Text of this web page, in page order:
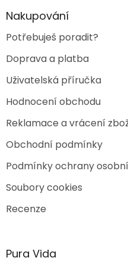
Nakupování
Potřebuješ poradit?
Doprava a platba
Uživatelská příručka
Hodnocení obchodu
Reklamace a vrácení
Obchodní podmínky
Podmínky ochrany
Soubory cookies
Recenze
Pura Vida